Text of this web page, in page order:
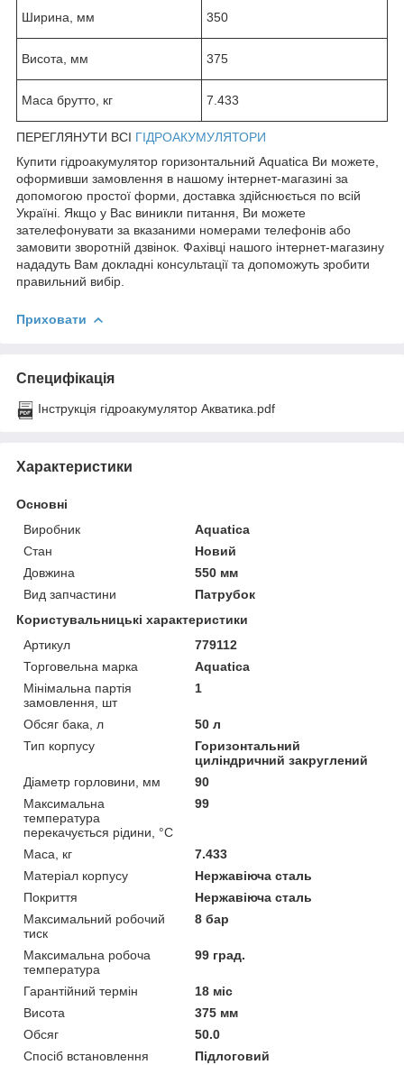
Ширина, мм 350
Висота, мм 375
Маса брутто, кг 7.433
ПЕРЕГЛЯНУТИ ВСІ ГІДРОАКУМУЛЯТОРИ
Купити гідроакумулятор горизонтальний Aquatica Ви можете,
оформивши замовлення в нашому інтернет-магазині за
допомогою простої форми, доставка здійснюється по всій
Україні. Якщо у Вас виникли питання, Ви можете
зателефонувати за вказаними номерами телефонів або
замовити зворотній дзвінок. Фахівці нашого інтернет-магазину
нададуть Вам докладні консультації та допоможуть зробити
правильний вибір.
Приховати
Специфікація
Інструкція гідроакумулятор Акватика.pdf
Характеристики
Основні
Виробник
Aquatica
Стан
Новий
Довжина
550 мм
Вид запчастини
Патрубок
Користувальницькі характеристики
Артикул
779112
Торговельна марка
Aquatica
Мінімальна партія
замовлення, шт
1
Обсяг бака, л
50 л
Тип корпусу
Горизонтальний
циліндричний закруглений
Діаметр горловини, мм
90
Максимальна
температура
перекачується рідини, °C
99
Маса, кг
7.433
Матеріал корпусу
Нержавіюча сталь
Покриття
Нержавіюча сталь
Максимальний робочий
тиск
8 бар
Максимальна робоча
температура
99 град.
Гарантійний термін
18 міс
Висота
375 мм
Обсяг
50.0
Спосіб встановлення
Підлоговий